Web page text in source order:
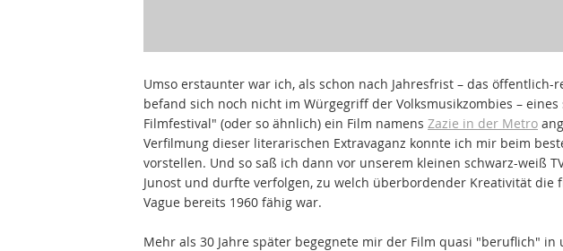
Umso erstaunter war ich, als schon nach Jahresfrist – das öffentlich-
befand sich noch nicht im Würgegriff der Volksmusikzombies – eines
Filmfestival" (oder so ähnlich) ein Film namens Zazie in der Metro
Verfilmung dieser literarischen Extravaganz konnte ich mir beim
vorstellen. Und so saß ich dann vor unserem kleinen schwarz-weiß
Junost und durfte verfolgen, zu welch überbordender Kreativität die
Vague bereits 1960 fähig war.
Mehr als 30 Jahre später begegnete mir der Film quasi "beruflich" in